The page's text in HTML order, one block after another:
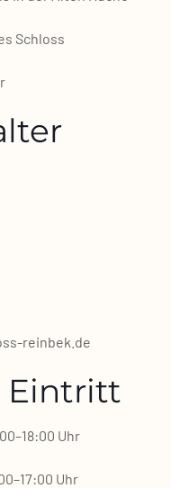
Schloss
reinbek.de
Eintritt
Uhr
Uhr